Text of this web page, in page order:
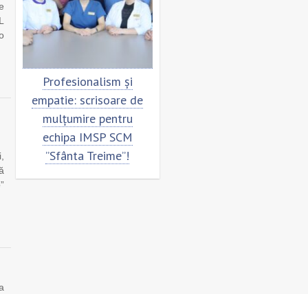
Profesionalism și
empatie: scrisoare de
mulțumire pentru
echipa IMSP SCM
”Sfânta Treime”!